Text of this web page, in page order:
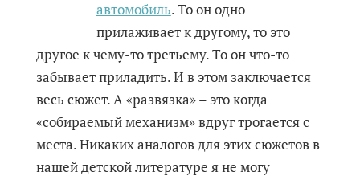
автомобиль. То он одно
прилаживает к другому, то это
другое к чему-то третьему. То он что-то
забывает приладить. И в этом заключается
весь сюжет. А «развязка» – это когда
«собираемый механизм» вдруг трогается с
места. Никаких аналогов для этих сюжетов в
нашей детской литературе я не могу